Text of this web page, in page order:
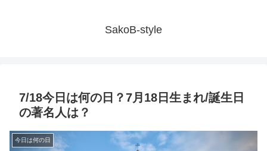
SakoB-style
7/18今日は何の日？7月18日生まれ/誕生日
の著名人は？
今日は何の日